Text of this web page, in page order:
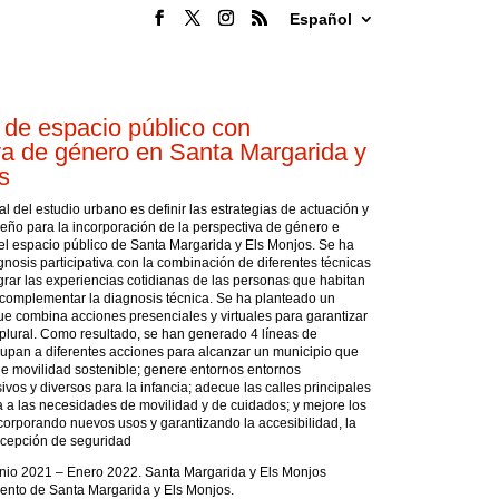
Español
espacio público con
de género en Santa Margarida y
del estudio urbano es definir las estrategias de actuación y
para la incorporación de la perspectiva de género e
espacio público de Santa Margarida y Els Monjos. Se ha
participativa con la combinación de diferentes técnicas
las experiencias cotidianas de las personas que habitan
la diagnosis técnica. Se ha planteado un
combina acciones presenciales y virtuales para garantizar
Como resultado, se han generado 4 líneas de
a diferentes acciones para alcanzar un municipio que
movilidad sostenible; genere entornos entornos
y diversos para la infancia; adecue las calles principales
a las necesidades de movilidad y de cuidados; y mejore los
nuevos usos y garantizando la accesibilidad, la
de seguridad
2021 – Enero 2022. Santa Margarida y Els Monjos
de Santa Margarida y Els Monjos.